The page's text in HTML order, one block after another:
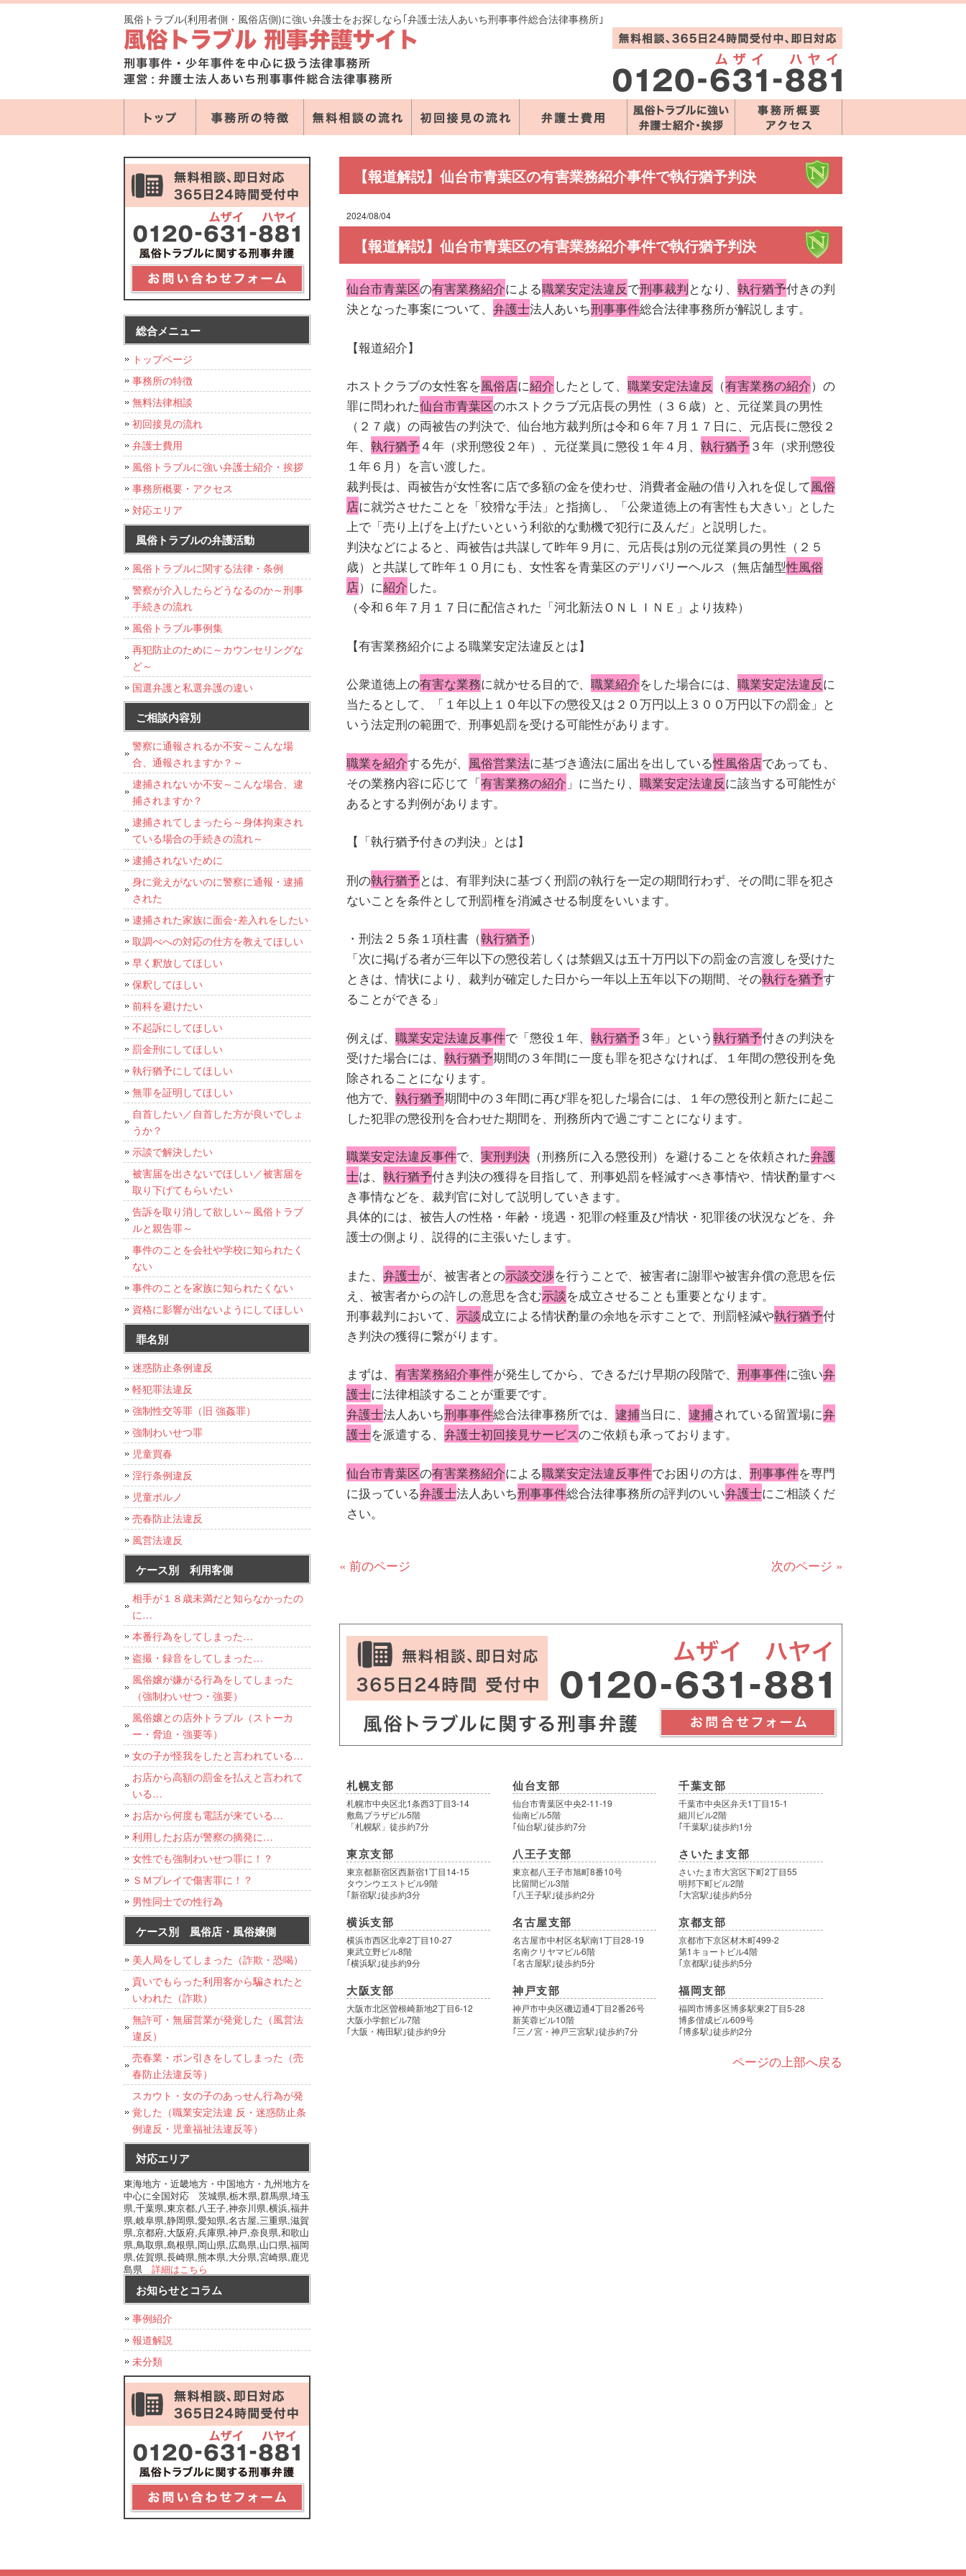
風俗トラブル(利用者側・風俗店側)に強い弁護士をお探しなら｢弁護士法人あいち刑事事件総合法律事務所｣
【報道解説】仙台市青葉区の有害業務紹介事件で執行猶予判決
2024/08/04
【報道解説】仙台市青葉区の有害業務紹介事件で執行猶予判決
仙台市青葉区の有害業務紹介による職業安定法違反で刑事裁判となり、 執行猶予付きの判
決となった事案について、 弁護士法人あいち刑事事件総合法律事務所が解説します。
【報道紹介】
ホストクラブの女性客を風俗店に紹介したとして、 職業安定法違反 （有害業務の紹介）の
罪に問われた仙台市青葉区のホストクラブ元店長の男性（３６歳）と、元従業員の男性
（２７歳）の両被告の判決で、仙台地方裁判所は令和６年７月１７日に、元店長に懲役２
年、 執行猶予４年（求刑懲役２年）、元従業員に懲役１年４月、 執行猶予３年（求刑懲役
１年６月）を言い渡した。
裁判長は、両被告が女性客に店で多額の金を使わせ、消費者金融の借り入れを促して風俗
店に就労させたことを「狡猾な手法」と指摘し、「公衆道徳上の有害性も大きい」とした
上で「売り上げを上げたいという利欲的な動機で犯行に及んだ」と説明した。
判決などによると、両被告は共謀して昨年９月に、元店長は別の元従業員の男性（２５
歳）と共謀して昨年１０月にも、女性客を青葉区のデリバリーヘルス（無店舗型性風俗
店）に紹介した。
（令和６年７月１７日に配信された「河北新法ＯＮＬＩＮＥ」より抜粋）
【有害業務紹介による職業安定法違反とは】
公衆道徳上の有害な業務に就かせる目的で、 職業紹介をした場合には、 職業安定法違反に
当たるとして、「１年以上１０年以下の懲役又は２０万円以上３００万円以下の罰金」と
いう法定刑の範囲で、刑事処罰を受ける可能性があります。
職業を紹介する先が、 風俗営業法に基づき適法に届出を出している性風俗店であっても、
その業務内容に応じて「有害業務の紹介 」に当たり、 職業安定法違反に該当する可能性が
あるとする判例があります。
【「執行猶予付きの判決」とは】
刑の執行猶予とは、有罪判決に基づく刑罰の執行を一定の期間行わず、その間に罪を犯さ
ないことを条件として刑罰権を消滅させる制度をいいます。
・刑法２５条１項柱書（執行猶予）
「次に掲げる者が三年以下の懲役若しくは禁錮又は五十万円以下の罰金の言渡しを受けた
ときは、情状により、裁判が確定した日から一年以上五年以下の期間、その執行を猶予す
ることができる」
例えば、 職業安定法違反事件で「懲役１年、 執行猶予３年」という執行猶予付きの判決を
受けた場合には、 執行猶予期間の３年間に一度も罪を犯さなければ、１年間の懲役刑を免
除されることになります。
他方で、 執行猶予期間中の３年間に再び罪を犯した場合には、１年の懲役刑と新たに起こ
した犯罪の懲役刑を合わせた期間を、刑務所内で過ごすことになります。
職業安定法違反事件で、 実刑判決 （刑務所に入る懲役刑）を避けることを依頼された弁護
士は、 執行猶予付き判決の獲得を目指して、刑事処罰を軽減すべき事情や、情状酌量すべ
き事情などを、裁判官に対して説明していきます。
具体的には、被告人の性格・年齢・境遇・犯罪の軽重及び情状・犯罪後の状況などを、弁
護士の側より、説得的に主張いたします。
また、 弁護士が、被害者との示談交渉を行うことで、被害者に謝罪や被害弁償の意思を伝
え、被害者からの許しの意思を含む示談を成立させることも重要となります。
刑事裁判において、 示談成立による情状酌量の余地を示すことで、刑罰軽減や執行猶予付
き判決の獲得に繋がります。
まずは、 有害業務紹介事件が発生してから、できるだけ早期の段階で、 刑事事件に強い弁
護士に法律相談することが重要です。
弁護士法人あいち刑事事件総合法律事務所では、 逮捕当日に、 逮捕されている留置場に弁
護士を派遣する、 弁護士初回接見サービスのご依頼も承っております。
仙台市青葉区の有害業務紹介による職業安定法違反事件でお困りの方は、 刑事事件を専門
に扱っている弁護士法人あいち刑事事件総合法律事務所の評判のいい弁護士にご相談くだ
さい。
« 前のページ 次のページ »
札幌支部
札幌市中央区北1条西3丁目3-14
敷島プラザビル5階
「札幌駅」徒歩約7分
仙台支部
仙台市青葉区中央2-11-19
仙南ビル5階
｢仙台駅｣徒歩約7分
千葉支部
千葉市中央区弁天1丁目15-1
細川ビル2階
｢千葉駅｣徒歩約1分
東京支部
東京都新宿区西新宿1丁目14-15
タウンウエストビル9階
｢新宿駅｣徒歩約3分
八王子支部
東京都八王子市旭町8番10号
比留間ビル3階
｢八王子駅｣徒歩約2分
さいたま支部
さいたま市大宮区下町2丁目55
明邦下町ビル2階
｢大宮駅｣徒歩約5分
横浜支部
横浜市西区北幸2丁目10-27
東武立野ビル8階
｢横浜駅｣徒歩約9分
名古屋支部
名古屋市中村区名駅南1丁目28-19
名南クリヤマビル6階
｢名古屋駅｣徒歩約5分
京都支部
京都市下京区材木町499-2
第1キョートビル4階
｢京都駅｣徒歩約5分
大阪支部
大阪市北区曽根崎新地2丁目6-12
大阪小学館ビル7階
｢大阪・梅田駅｣徒歩約9分
神戸支部
神戸市中央区磯辺通4丁目2番26号
新芙蓉ビル10階
｢三ノ宮・神戸三宮駅｣徒歩約7分
福岡支部
福岡市博多区博多駅東2丁目5-28
博多偕成ビル609号
｢博多駅｣徒歩約2分
ページの上部へ戻る
総合メニュー
トップページ
事務所の特徴
無料法律相談
初回接見の流れ
弁護士費用
風俗トラブルに強い弁護士紹介・挨拶
事務所概要・アクセス
対応エリア
風俗トラブルの弁護活動
風俗トラブルに関する法律・条例
警察が介入したらどうなるのか～刑事
手続きの流れ
風俗トラブル事例集
再犯防止のために～カウンセリングな
ど～
国選弁護と私選弁護の違い
ご相談内容別
警察に通報されるか不安～こんな場
合、通報されますか？～
逮捕されないか不安～こんな場合、逮
捕されますか？
逮捕されてしまったら～身体拘束され
ている場合の手続きの流れ～
逮捕されないために
身に覚えがないのに警察に通報・逮捕
された
逮捕された家族に面会･差入れをしたい
取調べへの対応の仕方を教えてほしい
早く釈放してほしい
保釈してほしい
前科を避けたい
不起訴にしてほしい
罰金刑にしてほしい
執行猶予にしてほしい
無罪を証明してほしい
自首したい／自首した方が良いでしょ
うか？
示談で解決したい
被害届を出さないでほしい／被害届を
取り下げてもらいたい
告訴を取り消して欲しい～風俗トラブ
ルと親告罪～
事件のことを会社や学校に知られたく
ない
事件のことを家族に知られたくない
資格に影響が出ないようにしてほしい
罪名別
迷惑防止条例違反
軽犯罪法違反
強制性交等罪（旧 強姦罪）
強制わいせつ罪
児童買春
淫行条例違反
児童ポルノ
売春防止法違反
風営法違反
ケース別 利用客側
相手が１８歳未満だと知らなかったの
に…
本番行為をしてしまった…
盗撮・録音をしてしまった…
風俗嬢が嫌がる行為をしてしまった
（強制わいせつ・強要）
風俗嬢との店外トラブル（ストーカ
ー・脅迫・強要等）
女の子が怪我をしたと言われている…
お店から高額の罰金を払えと言われて
いる…
お店から何度も電話が来ている…
利用したお店が警察の摘発に…
女性でも強制わいせつ罪に！？
ＳＭプレイで傷害罪に！？
男性同士での性行為
ケース別 風俗店・風俗嬢側
美人局をしてしまった（詐欺・恐喝）
貢いでもらった利用客から騙されたと
いわれた（詐欺）
無許可・無届営業が発覚した（風営法
違反）
売春業・ポン引きをしてしまった（売
春防止法違反等）
スカウト・女の子のあっせん行為が発
覚した（職業安定法違 反・迷惑防止条
例違反・児童福祉法違反等）
対応エリア
東海地方・近畿地方・中国地方・九州地方を
中心に全国対応 茨城県,栃木県,群馬県,埼玉
県,千葉県,東京都,八王子,神奈川県,横浜,福井
県,岐阜県,静岡県,愛知県,名古屋,三重県,滋賀
県,京都府,大阪府,兵庫県,神戸,奈良県,和歌山
県,鳥取県,島根県,岡山県,広島県,山口県,福岡
県,佐賀県,長崎県,熊本県,大分県,宮崎県,鹿児
島県 詳細はこちら
お知らせとコラム
事例紹介
報道解説
未分類